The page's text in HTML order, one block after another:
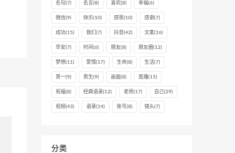
名句(7) 名言 (8) 喜欢(8) 幸福(6)
微信(9) 快乐(10) 感恩(10) 感谢(7)
成功(15) 我们 (7) 抖音(42) 文案(16)
早安(7) 时间 (6) 朋友(8) 朋友圈 (12)
梦想(11) 爱情(17) 生命(8) 生活(7)
男一(9) 男生(9) 画面(8) 直播(15)
祝福(8) 经典语录(12) 老师(17) 自己(29)
视频(43) 语录(14) 账号(8) 镜头(7)
分类